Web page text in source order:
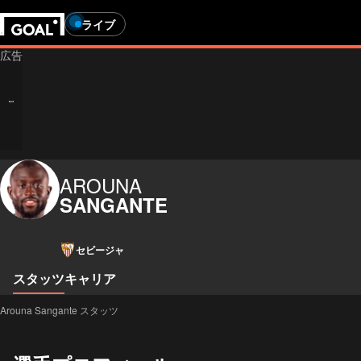
ライブ
AROUNA
SANGANTE
セビージャ
スタッツキャリア
Arouna Sangante スタッツ